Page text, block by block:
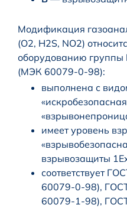
Модификация
(O2, H2S, NO2)
оборудованию
(МЭК 60079-0-98):
выполнена с
имеет уровень
взрывозащиты
соответствует
60079-0-98),
60079-1-98),